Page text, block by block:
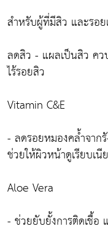
สำหรับผู้ที่มีสิว และรอ
ลดสิว - แผลเป็นสิว ค
ไร้รอยสิว
Vitamin C&E
- ลดรอยหมองคล้ำจาก
ช่วยให้ผิวหน้าดูเรียบเนี
Aloe Vera
- ช่วยยับยั้งการติดเชื้อ